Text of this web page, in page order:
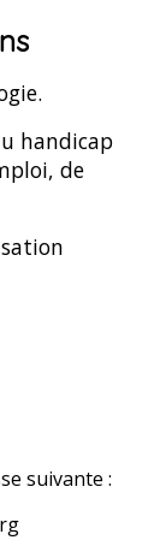
handicap
de
suivante :